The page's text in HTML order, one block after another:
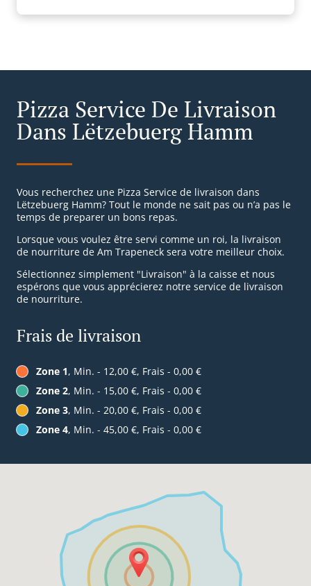
Pizza Service De Livraison
Dans Lëtzebuerg Hamm
Vous recherchez une Pizza Service de livraison dans
Lëtzebuerg Hamm? Tout le monde ne sait pas ou n’a pas le
temps de preparer un bons repas.
Lorsque vous voulez être servi comme un roi, la livraison
de nourriture de Am Trapeneck sera votre meilleur choix.
Sélectionnez simplement "Livraison" à la caisse et nous
espérons que vous apprécierez notre service de livraison
de nourriture.
Frais de livraison
Zone 1, Min. - 12,00 €, Frais - 0,00 €
Zone 2, Min. - 15,00 €, Frais - 0,00 €
Zone 3, Min. - 20,00 €, Frais - 0,00 €
Zone 4, Min. - 45,00 €, Frais - 0,00 €